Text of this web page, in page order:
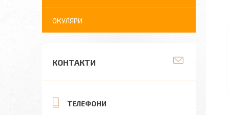
ОКУЛЯРИ
КОНТАКТИ